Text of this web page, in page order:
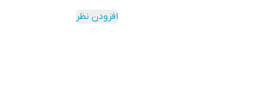
افزودن نظر